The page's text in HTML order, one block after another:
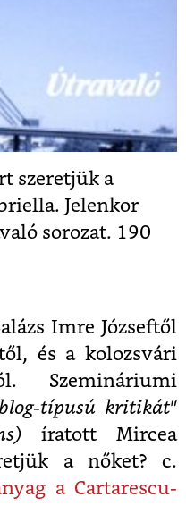
szeretjük a
Jelenkor
sorozat. 190
Imre Józseftől
és a kolozsvári
Szemináriumi
típusú kritikát"
íratott Mircea
a nőket? c.
a Cartarescu-